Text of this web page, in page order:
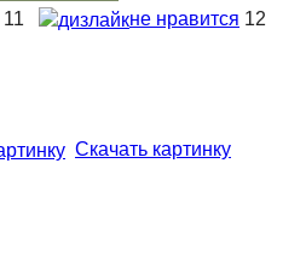
11 не нравится 12
Скачать картинку